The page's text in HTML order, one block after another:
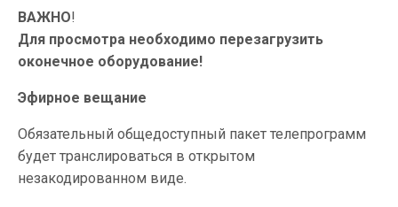
ВАЖНО!
Для просмотра необходимо перезагрузить
оконечное оборудование!
Эфирное вещание
Обязательный общедоступный пакет телепрограмм
будет транслироваться в открытом
незакодированном виде.